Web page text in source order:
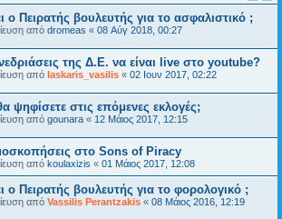
ο Πειρατής βουλευτής για το ασφαλιστικό ;
από dromeas « 08 Αύγ 2018, 00:27
της Δ.Ε. να είναι live στο youtube?
από laskaris_vasilis « 02 Ιουν 2017, 02:22
ψηφίσετε στις επόμενες εκλογές;
από gounara « 12 Μάιος 2017, 12:15
στο Sons of Piracy
από koulaxizis « 01 Μάιος 2017, 12:08
ο Πειρατής βουλευτής για το φορολογικό ;
από Vassilis Perantzakis « 08 Μάιος 2016, 12:19